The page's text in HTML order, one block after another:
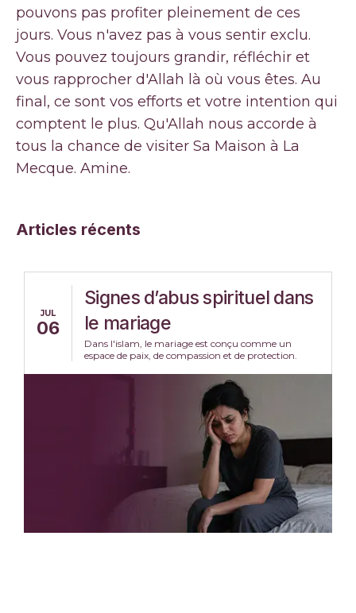
pouvons pas profiter pleinement de ces
jours. Vous n'avez pas à vous sentir exclu.
Vous pouvez toujours grandir, réfléchir et
vous rapprocher d'Allah là où vous êtes. Au
final, ce sont vos efforts et votre intention qui
comptent le plus. Qu'Allah nous accorde à
tous la chance de visiter Sa Maison à La
Mecque. Amine.
Articles récents
JUL
06
Signes d’abus spirituel dans
le mariage
Dans l'islam, le mariage est conçu comme un
espace de paix, de compassion et de protection.